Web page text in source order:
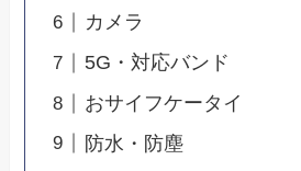
カメラ
5G・対応バンド
おサイフケータイ
防水・防塵